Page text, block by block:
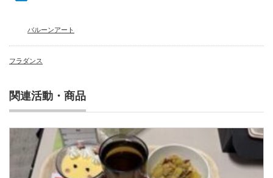
バルーンアート
フラダンス
関連活動・商品